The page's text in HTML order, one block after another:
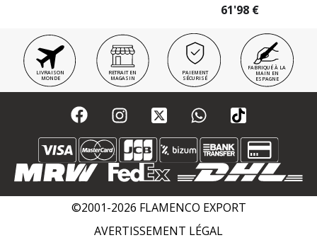
61'98 €
LIVRAISON
MONDE
RETRAIT EN
MAGASIN
PAIEMENT
SÉCURISÉ
FABRIQUÉ À LA
MAIN EN
ESPAGNE
©2001-2026 FLAMENCO EXPORT
AVERTISSEMENT LÉGAL